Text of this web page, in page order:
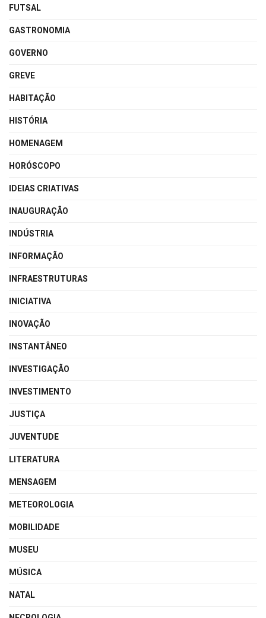
FUTSAL
GASTRONOMIA
GOVERNO
GREVE
HABITAÇÃO
HISTÓRIA
HOMENAGEM
HORÓSCOPO
IDEIAS CRIATIVAS
INAUGURAÇÃO
INDÚSTRIA
INFORMAÇÃO
INFRAESTRUTURAS
INICIATIVA
INOVAÇÃO
INSTANTÂNEO
INVESTIGAÇÃO
INVESTIMENTO
JUSTIÇA
JUVENTUDE
LITERATURA
MENSAGEM
METEOROLOGIA
MOBILIDADE
MUSEU
MÚSICA
NATAL